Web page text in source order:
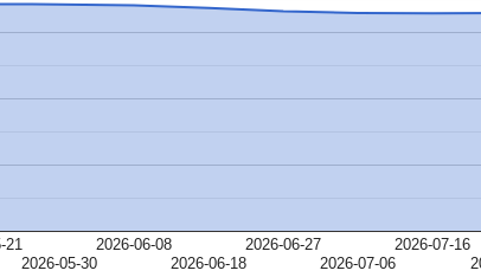
21
2026-05-30
2026-06-08
2026-06-18
2026-06-27
2026-07-06
2026-07-16